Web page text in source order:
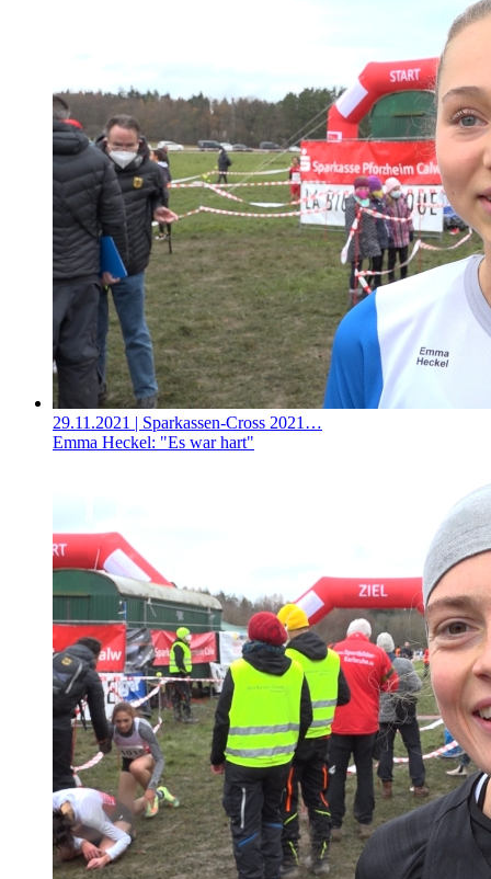
29.11.2021 | Sparkassen-Cross 2021…
Emma Heckel: "Es war hart"